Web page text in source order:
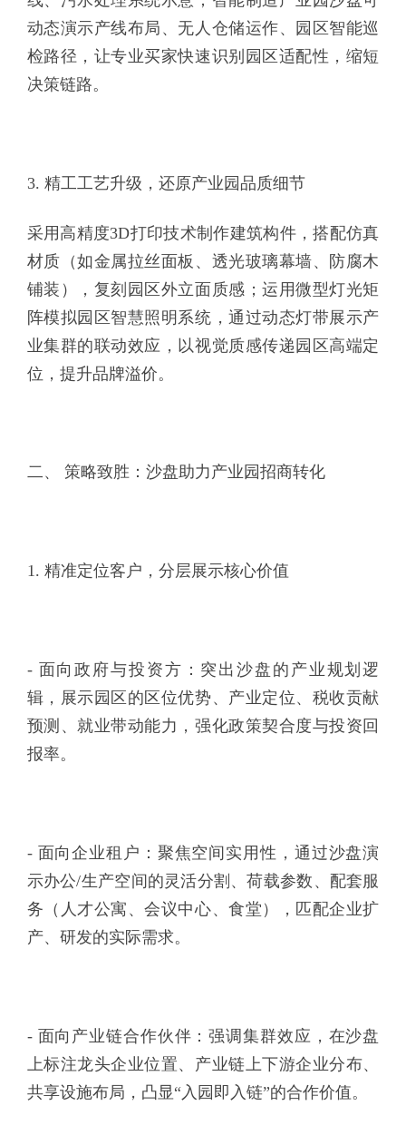
动态演示产线布局、无人仓储运作、园区智能巡
检路径，让专业买家快速识别园区适配性，缩短
决策链路。
3. 精工工艺升级，还原产业园品质细节
采用高精度3D打印技术制作建筑构件，搭配仿真
材质（如金属拉丝面板、透光玻璃幕墙、防腐木
铺装），复刻园区外立面质感；运用微型灯光矩
阵模拟园区智慧照明系统，通过动态灯带展示产
业集群的联动效应，以视觉质感传递园区高端定
位，提升品牌溢价。
二、 策略致胜：沙盘助力产业园招商转化
1. 精准定位客户，分层展示核心价值
- 面向政府与投资方：突出沙盘的产业规划逻
辑，展示园区的区位优势、产业定位、税收贡献
预测、就业带动能力，强化政策契合度与投资回
报率。
- 面向企业租户：聚焦空间实用性，通过沙盘演
示办公/生产空间的灵活分割、荷载参数、配套服
务（人才公寓、会议中心、食堂），匹配企业扩
产、研发的实际需求。
- 面向产业链合作伙伴：强调集群效应，在沙盘
上标注龙头企业位置、产业链上下游企业分布、
共享设施布局，凸显“入园即入链”的合作价值。